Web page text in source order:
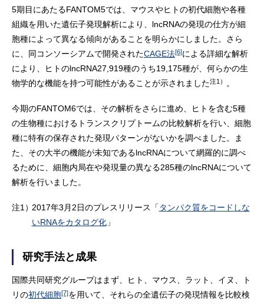
5期目にあたるFANTOM5では、マウスやヒトの初代細胞や各種
組織を用いた遺伝子発現解析により、lncRNAの発現の仕方が細
胞種によって異なる傾向があることを明らかにしました。さら
に、同コンソーシアムで開発されたCAGE法[6]による詳細な解析
により、ヒトのlncRNA27,919種のうち19,175種が、何らかの生
物学的な機能を持つ可能性があることが示されました注1） 。
今期のFANTOM6では、その解析をさらに進め、ヒトを含む5種
の生物種におけるトランスクリプトームの比較解析を行い、細胞
種に特有の保存された発現パターンがないかを調べました。ま
た、その大半の機能が未知であるlncRNAについて網羅的に調べ
るために、細胞内局在や発現量の異なる285種のlncRNAについて
解析を行いました。
注1）2017年3月2日のプレスリリース「 タンパク質をコードしな
いRNAをカタログ化」
研究手法と成果
国際共同研究グループはまず、ヒト、マウス、ラット、イヌ、ト
リの初代細胞[7]を用いて、それらの全遺伝子の発現情報を比較検